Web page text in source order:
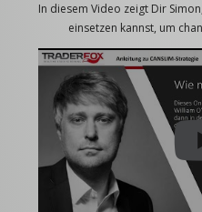
In diesem Video zeigt Dir
einsetzen kannst, um